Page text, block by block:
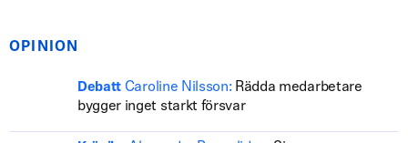
OPINION
Debatt Caroline Nilsson: Rädda medarbetare
bygger inget starkt försvar